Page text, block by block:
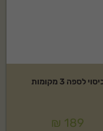
לספה 3 מקומות
₪ 189